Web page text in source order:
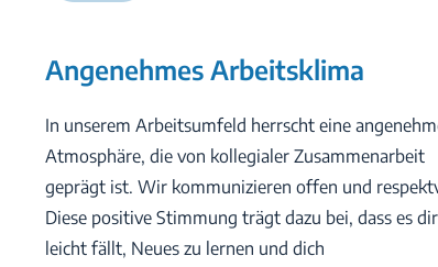
Angenehmes Arbeitsklima
In unserem Arbeitsumfeld herrscht eine
Atmosphäre, die von kollegialer Zusammenarbeit
geprägt ist. Wir kommunizieren offen und
Diese positive Stimmung trägt dazu bei, dass es dir
leicht fällt, Neues zu lernen und dich